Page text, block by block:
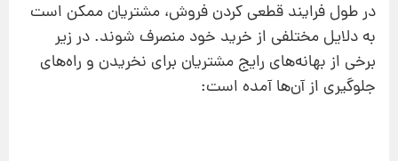
در طول فرایند قطعی کردن فروش، مشتریان ممکن است
به دلایل مختلفی از خرید خود منصرف شوند. در زیر
برخی از بهانه‌های رایج مشتریان برای نخریدن و راه‌های
جلوگیری از آن‌ها آمده است: